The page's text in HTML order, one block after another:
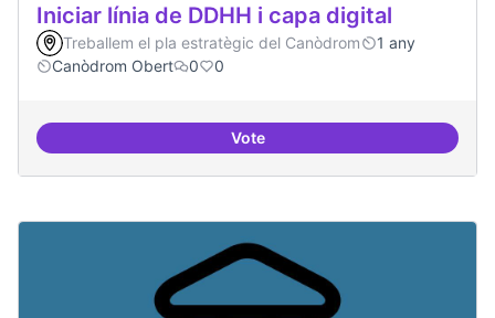
Iniciar línia de DDHH i capa digital
Treballem el pla estratègic del Canòdrom
1 any
Canòdrom Obert
0 0
VoteIniciar línia de DDHH i capa